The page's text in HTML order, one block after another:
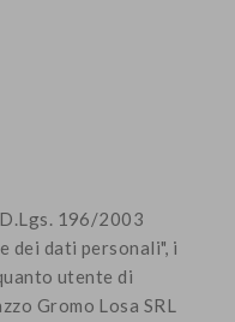
196/2003
dei dati personali", i
utente di
Gromo Losa SRL